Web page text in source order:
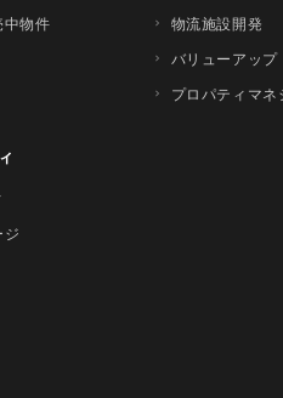
中物件 物流施設開発
バリューアップ
プロパティマネ
ジ